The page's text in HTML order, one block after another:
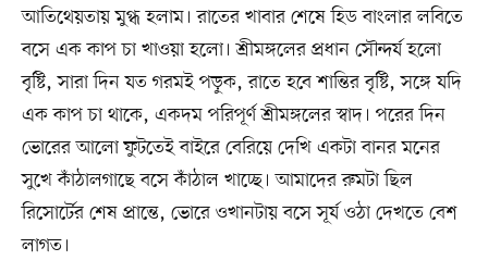
আতিথেয়তায় মুগ্ধ হলাম। রাতের খাবার শেষে হিড বাংলার লবিতে
বসে এক কাপ চা খাওয়া হলো। শ্রীমঙ্গলের প্রধান সৌন্দর্য হলো
বৃষ্টি, সারা দিন যত গরমই পড়ুক, রাতে হবে শান্তির বৃষ্টি, সঙ্গে যদি
এক কাপ চা থাকে, একদম পরিপূর্ণ শ্রীমঙ্গলের স্বাদ। পরের দিন
ভোরের আলো ফুটতেই বাইরে বেরিয়ে দেখি একটা বানর মনের
সুখে কাঁঠালগাছে বসে কাঁঠাল খাচ্ছে। আমাদের রুমটা ছিল
রিসোর্টের শেষ প্রান্তে, ভোরে ওখানটায় বসে সূর্য ওঠা দেখতে বেশ
লাগত।